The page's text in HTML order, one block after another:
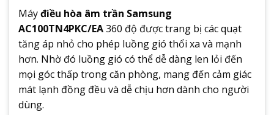
Máyđiều hòa âm trần Samsung
AC100TN4PKC/EA360 độ được trang bị các quạt
tăng áp nhỏ cho phép luồng gió thổi xa và mạnh
hơn. Nhờ đó luồng gió có thể dễ dàng len lỏi đến
mọi góc thấp trong căn phòng, mang đến cảm giác
mát lạnh đồng đều và dễ chịu hơn dành cho người
dùng.